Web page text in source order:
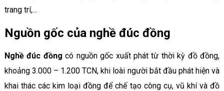
trang trí,...
Nguồn gốc của nghề đúc đồng
Nghề đúc đồng có nguồn gốc xuất phát từ thời kỳ đồ đồng,
khoảng 3.000 – 1.200 TCN, khi loài người bắt đầu phát hiện và
khai thác các kim loại đồng để chế tạo công cụ, vũ khí và đồ